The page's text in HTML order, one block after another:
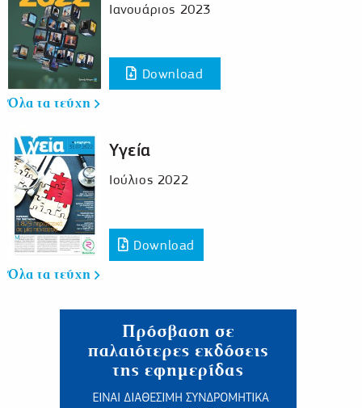
Ιανουάριος 2023
Download
Όλα τα τεύχη
Υγεία
Ιούλιος 2022
Download
Όλα τα τεύχη